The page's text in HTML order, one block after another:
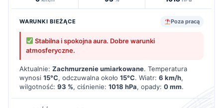
WARUNKI BIEŻĄCE Poza pracą
Stabilna i spokojna aura. Dobre warunki
atmosferyczne.
Aktualnie: Zachmurzenie umiarkowane. Temperatura
wynosi 15°C, odczuwalna około 15°C. Wiatr: 6 km/h,
wilgotność: 93 %, ciśnienie: 1018 hPa, opady: 0 mm.